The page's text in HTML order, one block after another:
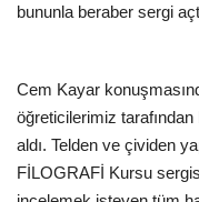
bununla beraber sergi
Cem Kayar
öğreticilerimiz tarafından
aldı. Telden ve çividen
FİLOGRAFİ Kursu